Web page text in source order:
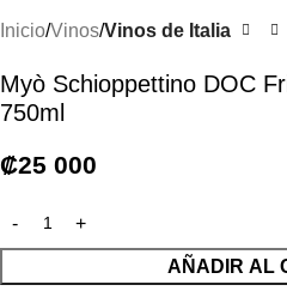
Inicio Vinos Vinos de Italia
Myò Schioppettino DOC
750ml
₡25 000
AÑADIR AL